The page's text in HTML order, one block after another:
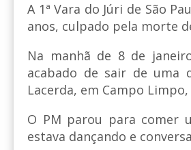
A 1ª Vara do Júri de São
anos, culpado pela morte
Na manhã de 8 de
acabado de sair de uma
Lacerda, em Campo
O PM parou para comer
estava dançando e